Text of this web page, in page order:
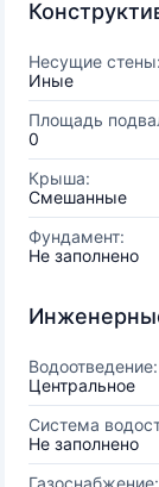
Несущие стены:
Иные
Площадь
0
Крыша:
Смешанные
Фундамент:
Не заполнено
Водоотведение:
Центральное
Система
Не заполнено
Газоснабжение: